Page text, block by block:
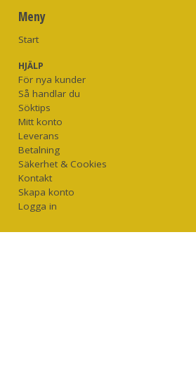
Meny
Start
HJÄLP
För nya kunder
Så handlar du
Söktips
Mitt konto
Leverans
Betalning
Säkerhet & Cookies
Kontakt
Skapa konto
Logga in